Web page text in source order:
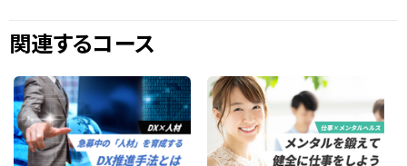
関連するコース